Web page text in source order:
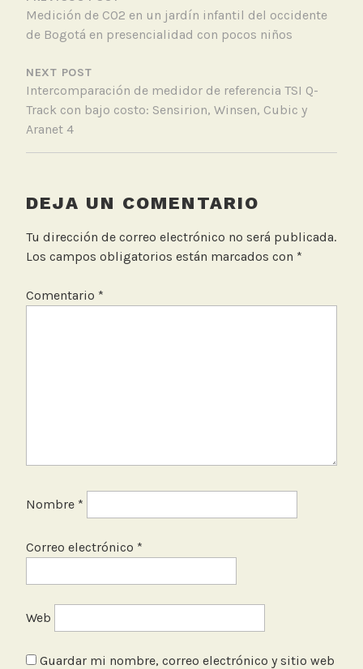
m
p
ENTRADAS
Medición de CO2 en un jardín infantil del occidente
de Bogotá en presencialidad con pocos niños
NEXT POST
Intercomparación de medidor de referencia TSI Q-
Track con bajo costo: Sensirion, Winsen, Cubic y
Aranet 4
DEJA UN COMENTARIO
Tu dirección de correo electrónico no será publicada.
Los campos obligatorios están marcados con *
Comentario *
Nombre *
Correo electrónico *
Web
Guardar mi nombre, correo electrónico y sitio web